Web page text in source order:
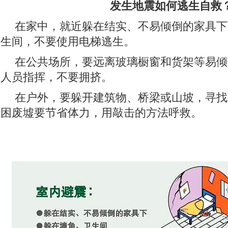
发生地震如何逃生自救
在家中，就近躲在结实、不易倾倒的家具
生间，不要使用电梯逃生。
在公共场所，要远离玻璃橱窗和货架等易
人员指挥，不要拥挤。
在户外，要躲开建筑物、桥梁或山坡，寻
困废墟要节省体力，用敲击的方法呼救。